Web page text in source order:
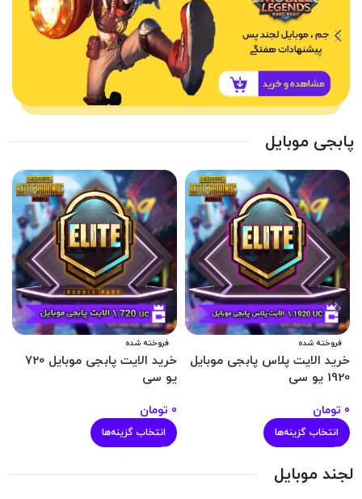
پابجی موبایل
فروخته شده
خرید الایت پلاس پابجی موبایل
1920 یو سی
0 تومان
انتخاب گزینه‌ها
فروخته شده
خرید الایت پابجی موبایل 720
یو سی
0 تومان
انتخاب گزینه‌ها
لجند موبایل